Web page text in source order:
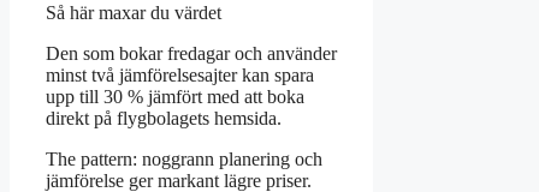
Så här maxar du värdet
Den som bokar fredagar och använder
minst två jämförelsesajter kan spara
upp till 30 % jämfört med att boka
direkt på flygbolagets hemsida.
The pattern: noggrann planering och
jämförelse ger markant lägre priser.